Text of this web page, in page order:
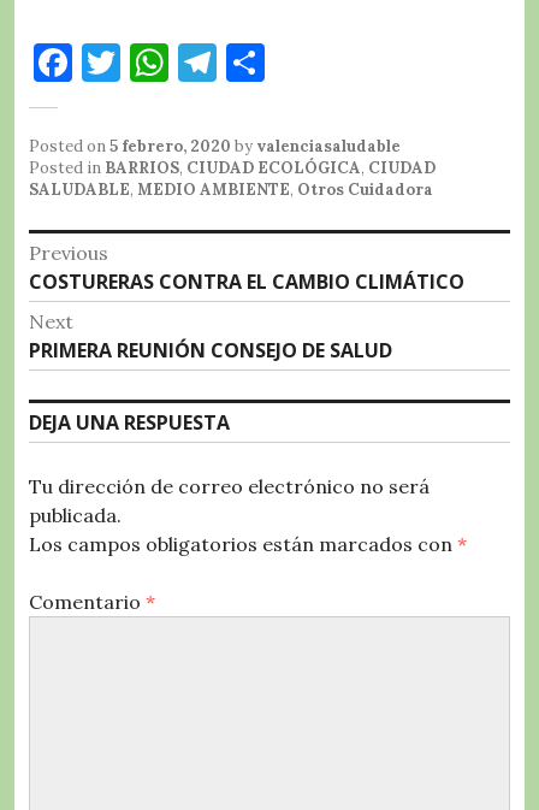
F
c
e
o
o
k
T
it
te
W
at
s
p
T
e
g
m
m
p
ir
Posted on5 febrero, 2020 by valenciasaludable
Posted in BARRIOS, CIUDAD ECOLÓGICA, CIUDAD
SALUDABLE, MEDIO AMBIENTE, Otros Cuidadora
Navegación
de
entradas
Previous
Previous
post:
COSTURERAS CONTRA EL CAMBIO CLIMÁTICO
Next
Next
post:
PRIMERA REUNIÓN CONSEJO DE SALUD
DEJA UNA RESPUESTA
Tu dirección de correo electrónico no será
publicada.
Los campos obligatorios están marcados con *
Comentario *